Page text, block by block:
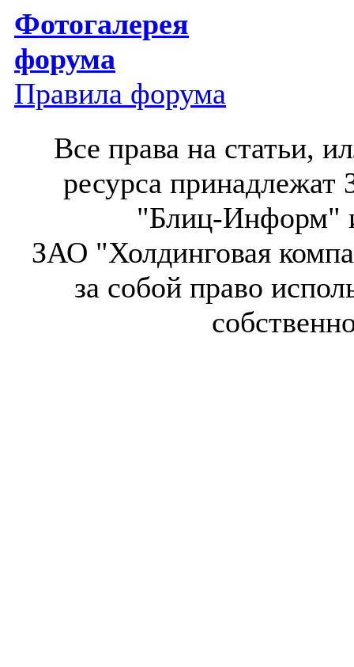
Фотогалерея
форума
Правила форума
Все права на статьи,
ресурса
"Блиц-Информ"
ЗАО "Холдинговая
за собой право